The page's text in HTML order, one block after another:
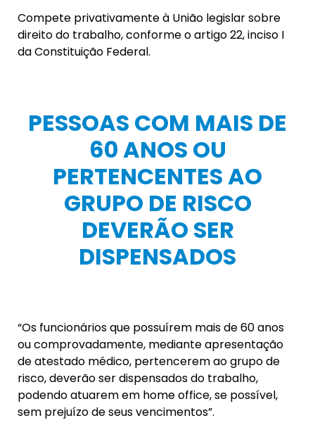
Compete privativamente à União legislar sobre
direito do trabalho, conforme o artigo 22, inciso I
da Constituição Federal.
PESSOAS COM MAIS DE
60 ANOS OU
PERTENCENTES AO
GRUPO DE RISCO
DEVERÃO SER
DISPENSADOS
“Os funcionários que possuírem mais de 60 anos
ou comprovadamente, mediante apresentação
de atestado médico, pertencerem ao grupo de
risco, deverão ser dispensados do trabalho,
podendo atuarem em home office, se possível,
sem prejuízo de seus vencimentos”.